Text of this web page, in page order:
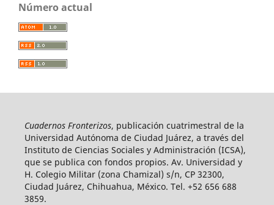
Número actual
Cuadernos Fronterizos, publicación cuatrimestral de la
Universidad Autónoma de Ciudad Juárez, a través del
Instituto de Ciencias Sociales y Administración (ICSA),
que se publica con fondos propios. Av. Universidad y
H. Colegio Militar (zona Chamizal) s/n, CP 32300,
Ciudad Juárez, Chihuahua, México. Tel. +52 656 688
3859.